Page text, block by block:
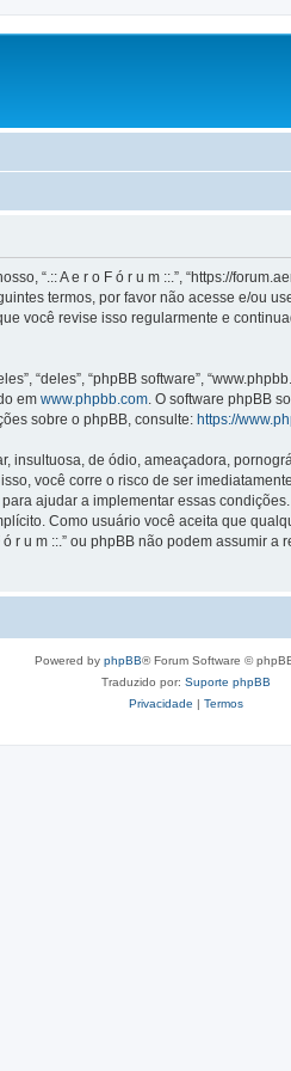
“.:: A e r o F ó r u m ::.”, “https://
termos, por favor não acesse e/ou
você revise isso regularmente e
“deles”, “phpBB software”,
em www.phpbb.com . O software phpBB
sobre o phpBB, consulte: https://
insultuosa, de ódio, ameaçadora,
você corre o risco de ser
ajudar a implementar essas
Como usuário você aceita que
r u m ::.” ou phpBB não podem
Powered by phpBB® Forum Software ©
Traduzido por: Suporte phpBB
Privacidade | Termos